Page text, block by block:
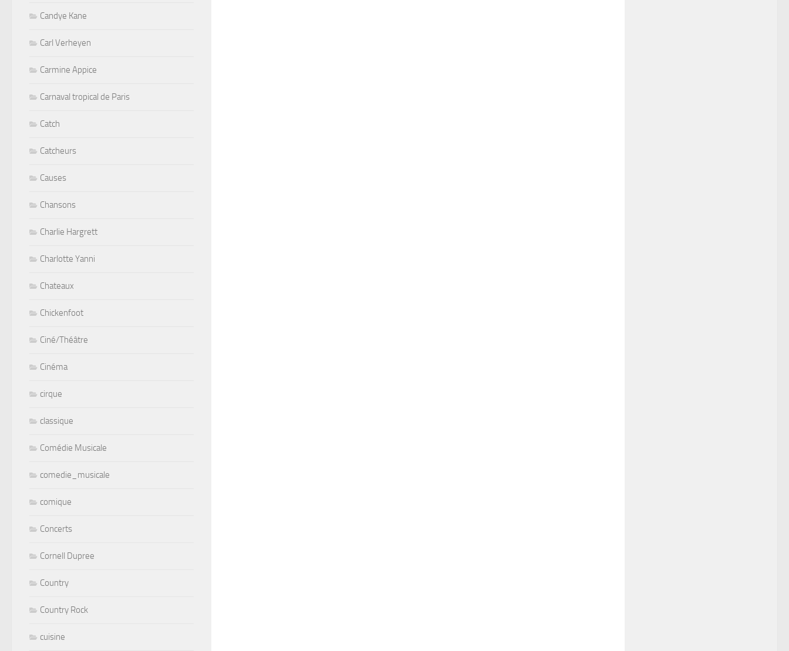
Candye Kane
Carl Verheyen
Carmine Appice
Carnaval tropical de Paris
Catch
Catcheurs
Causes
Chansons
Charlie Hargrett
Charlotte Yanni
Chateaux
Chickenfoot
Ciné/Théâtre
Cinéma
cirque
classique
Comédie Musicale
comedie_musicale
comique
Concerts
Cornell Dupree
Country
Country Rock
cuisine